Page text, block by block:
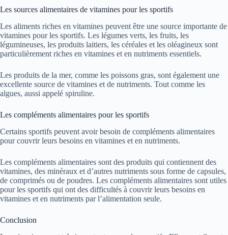
Les sources alimentaires de vitamines pour les sportifs
Les aliments riches en vitamines peuvent être une source importante de
vitamines pour les sportifs. Les légumes verts, les fruits, les
légumineuses, les produits laitiers, les céréales et les oléagineux sont
particulièrement riches en vitamines et en nutriments essentiels.
Les produits de la mer, comme les poissons gras, sont également une
excellente source de vitamines et de nutriments. Tout comme les
algues, aussi appelé spiruline.
Les compléments alimentaires pour les sportifs
Certains sportifs peuvent avoir besoin de compléments alimentaires
pour couvrir leurs besoins en vitamines et en nutriments.
Les compléments alimentaires sont des produits qui contiennent des
vitamines, des minéraux et d’autres nutriments sous forme de capsules,
de comprimés ou de poudres. Les compléments alimentaires sont utiles
pour les sportifs qui ont des difficultés à couvrir leurs besoins en
vitamines et en nutriments par l’alimentation seule.
Conclusion